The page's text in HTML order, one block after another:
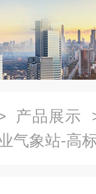
产品展示
气象站-高